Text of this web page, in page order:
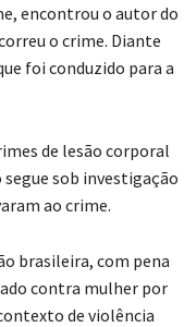
encontrou o autor do
o crime. Diante
foi conduzido para a
de lesão corporal
sob investigação
ao crime.
brasileira, com pena
contra mulher por
de violência